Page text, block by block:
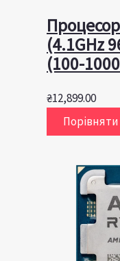
(4.1GHz
(100-
₴12,899.00
Порівняти